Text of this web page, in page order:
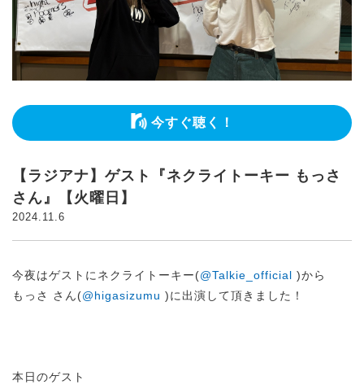
今すぐ聴く！
【ラジアナ】ゲスト『ネクライトーキー もっさ
さん』【火曜日】
2024.11.6
今夜はゲストにネクライトーキー(@Talkie_official )から
もっさ さん(@higasizumu )に出演して頂きました！
本日のゲスト